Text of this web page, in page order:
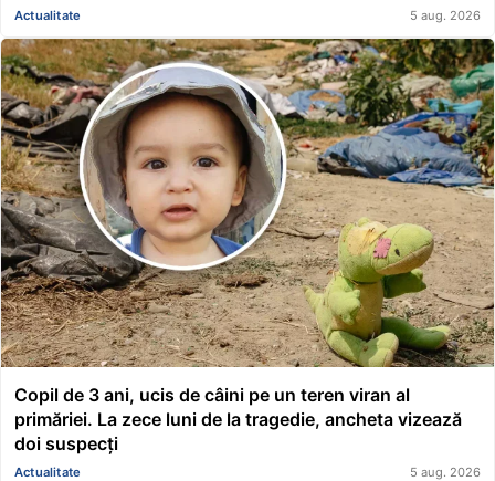
Actualitate 5 aug. 2026
Copil de 3 ani, ucis de câini pe un teren viran al
primăriei. La zece luni de la tragedie, ancheta vizează
doi suspecți
Actualitate 5 aug. 2026